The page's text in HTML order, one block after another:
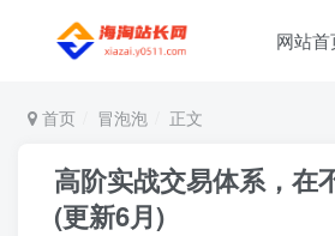
网站首
首页 冒泡泡 正文
高阶实战交易体系，在
(更新6月)